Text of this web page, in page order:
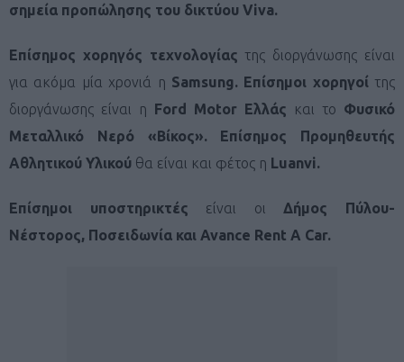
σημεία προπώλησης του δικτύου Viva.
Επίσημος χορηγός τεχνολογίας της διοργάνωσης είναι
για ακόμα μία χρονιά η Samsung. Επίσημοι χορηγοίτης
διοργάνωσης είναι η Ford Motor Ελλάς και το Φυσικό
Μεταλλικό Νερό «Βίκος». Επίσημος Προμηθευτής
Αθλητικού Υλικού θα είναι και φέτος η Luanvi.
Επίσημοι υποστηρικτές είναι οι Δήμος Πύλου-
Νέστορος, Ποσειδωνία και Avance Rent A Car.